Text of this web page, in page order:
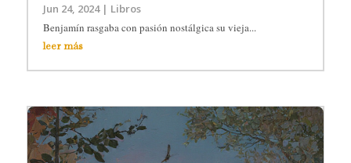
Jun 24, 2024| Libros
Benjamín rasgaba con pasión nostálgica su vieja...
leer más